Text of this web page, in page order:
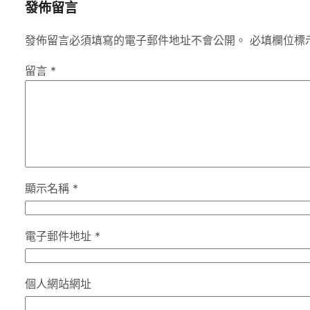
發佈留言
發佈留言必須填寫的電子郵件地址不會公開。 必填欄位
留言 *
顯示名稱 *
電子郵件地址 *
個人網站網址